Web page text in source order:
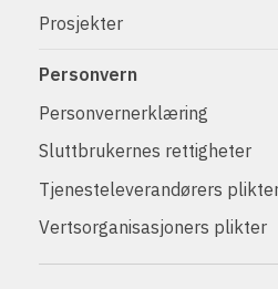
Driftsmeldinger
Prosjekt
Personvern
Prosjekter
Personvern
Personvernerklæring
Sluttbrukernes rettigheter
Tjenesteleverandørers
Vertsorganisasjoners plikter